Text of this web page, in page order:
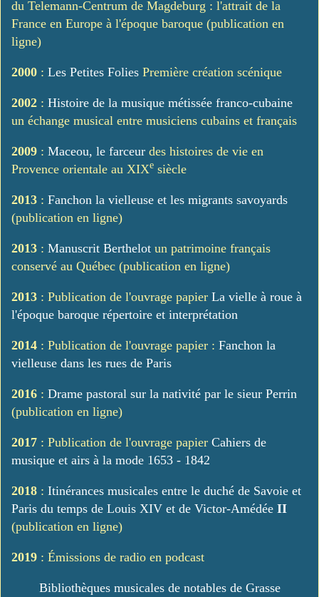
du Telemann-Centrum de Magdeburg : l'attrait de la
France en Europe à l'époque baroque (publication en
ligne)
2000 : Les Petites Folies Première création scénique
2002 : Histoire de la musique métissée franco-cubaine
un échange musical entre musiciens cubains et français
2009 : Maceou, le farceur des histoires de vie en
Provence orientale au XIXe siècle
2013 : Fanchon la vielleuse et les migrants savoyards
(publication en ligne)
2013 : Manuscrit Berthelot un patrimoine français
conservé au Québec (publication en ligne)
2013 : Publication de l'ouvrage papier La vielle à roue à
l'époque baroque répertoire et interprétation
2014 : Publication de l'ouvrage papier : Fanchon la
vielleuse dans les rues de Paris
2016 : Drame pastoral sur la nativité par le sieur Perrin
(publication en ligne)
2017 : Publication de l'ouvrage papier Cahiers de
musique et airs à la mode 1653 - 1842
2018 : Itinérances musicales entre le duché de Savoie et
Paris du temps de Louis XIV et de Victor-Amédée II
(publication en ligne)
2019 : Émissions de radio en podcast
Bibliothèques musicales de notables de Grasse